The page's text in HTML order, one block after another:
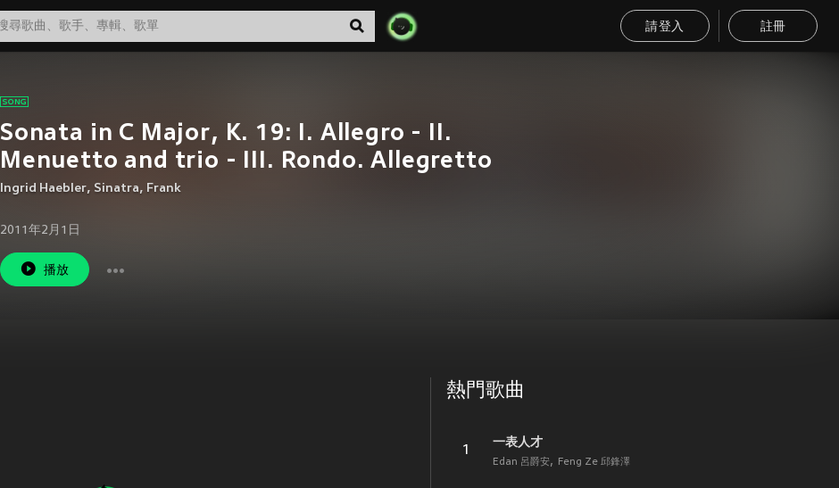
請登入 註冊
Sonata in C Major, K. 19: I. Allegro - II.
Menuetto and trio - III. Rondo. Allegretto
Ingrid Haebler, Sinatra, Frank
2011年2月1日
播放
熱門歌曲
1
一表人才
Edan 呂爵安 Feng Ze 邱鋒澤